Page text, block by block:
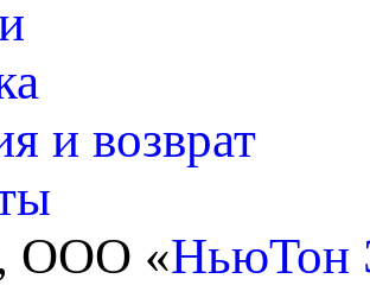
и возврат
ООО «НьюТон